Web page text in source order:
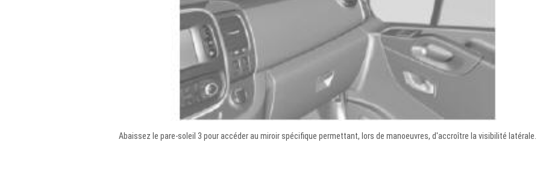
Abaissez le pare-soleil 3 pour accéder au miroir spécifique permettant, lors de manoeuvres, d'accroître la visibilité latérale.